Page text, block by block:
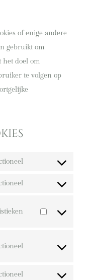
of enige andere
gebruikt om
het doel om
te volgen op
wordpress